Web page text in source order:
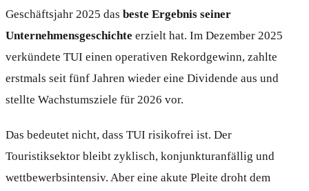
Geschäftsjahr 2025 das beste Ergebnis seiner
Unternehmensgeschichte erzielt hat. Im Dezember 2025
verkündete TUI einen operativen Rekordgewinn, zahlte
erstmals seit fünf Jahren wieder eine Dividende aus und
stellte Wachstumsziele für 2026 vor.
Das bedeutet nicht, dass TUI risikofrei ist. Der
Touristiksektor bleibt zyklisch, konjunkturanfällig und
wettbewerbsintensiv. Aber eine akute Pleite droht dem